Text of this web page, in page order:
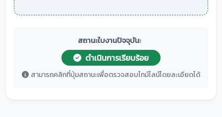
สถานะใบงานปัจจุบัน:
ดำเนินการเรียบร้อย
สามารถคลิกที่ปุ่มสถานะเพื่อตรวจสอบไทม์ไลน์โดยละเอียดได้